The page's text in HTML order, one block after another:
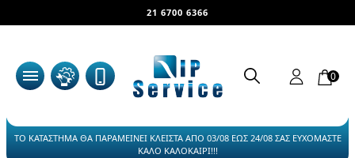
21 6700 6366
0
ΤΟ ΚΑΤΑΣΤΗΜΑ ΘΑ ΠΑΡΑΜΕΙΝΕΙ ΚΛΕΙΣΤΑ ΑΠΟ 03/08 ΕΩΣ 24/08 ΣΑΣ ΕΥΧΟΜΑΣΤΕ
ΚΑΛΟ ΚΑΛΟΚΑΙΡΙ!!!